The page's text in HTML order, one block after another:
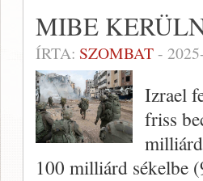
MIBE
ÍRTA: SZOMBAT-
Izrael
friss
100 milliárd sékelbe